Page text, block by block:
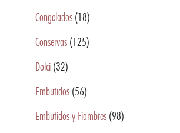
Congelados (18)
Conservas (125)
Dolci (32)
Embutidos (56)
Embutidos y Fiambres (98)